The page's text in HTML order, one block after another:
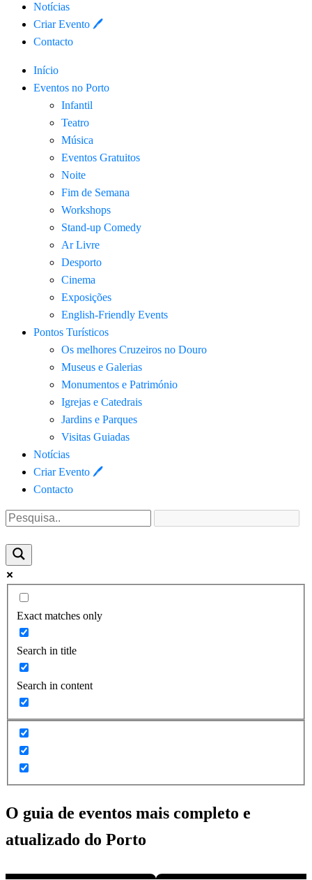
Notícias
Criar Evento 🖊
Contacto
Início
Eventos no Porto
Infantil
Teatro
Música
Eventos Gratuitos
Noite
Fim de Semana
Workshops
Stand-up Comedy
Ar Livre
Desporto
Cinema
Exposições
English-Friendly Events
Pontos Turísticos
Os melhores Cruzeiros no Douro​
Museus e Galerias
Monumentos e Património
Igrejas e Catedrais
Jardins e Parques
Visitas Guiadas
Notícias
Criar Evento 🖊
Contacto
Exact matches only
Search in title
Search in content
O guia de eventos mais completo e
atualizado do Porto